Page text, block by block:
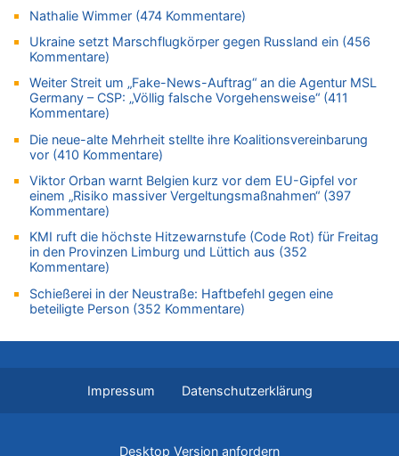
08.08.2026 - 20:13 von Dax zu
08.08.2026 - 20:09 von Dax zu
08.08.2026 - 20:06 von Dax zu
Zweite Hitzewelle in diesem Sommer ist jetzt amtlich
08.08.2026 - 19:00 von Peter G zu
Leipzig, Mechernich und die Frage: Wer steckt hinter den
Drohnen mit Strengstoff? War es Russland?
08.08.2026 - 18:48 von Marcel Scholzen Eimerscheid zu
Leipzig, Mechernich und die Frage: Wer steckt hinter den
Drohnen mit Strengstoff? War es Russland?
08.08.2026 - 18:41 von JoKrings zu
Leipzig, Mechernich und die Frage: Wer steckt hinter den
Drohnen mit Strengstoff? War es Russland?
08.08.2026 - 18:39 von JoKrings zu
Belgier knackt Jackpot bei Lotterie EuroMillions und gewinnt
Nathalie Wimmer (474 Kommentare)
Ukraine setzt Marschflugkörper gegen Russland ein (456
Kommentare)
Weiter Streit um „Fake-News-Auftrag“ an die Agentur MSL
Germany – CSP: „Völlig falsche Vorgehensweise“ (411
Kommentare)
Die neue-alte Mehrheit stellte ihre Koalitionsvereinbarung
vor (410 Kommentare)
Viktor Orban warnt Belgien kurz vor dem EU-Gipfel vor
einem „Risiko massiver Vergeltungsmaßnahmen“ (397
Kommentare)
KMI ruft die höchste Hitzewarnstufe (Code Rot) für Freitag
in den Provinzen Limburg und Lüttich aus (352
Kommentare)
Schießerei in der Neustraße: Haftbefehl gegen eine
beteiligte Person (352 Kommentare)
Impressum Datenschutzerklärung
Desktop Version anfordern